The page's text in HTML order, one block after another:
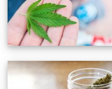
sommeil
cerveau !
il trop